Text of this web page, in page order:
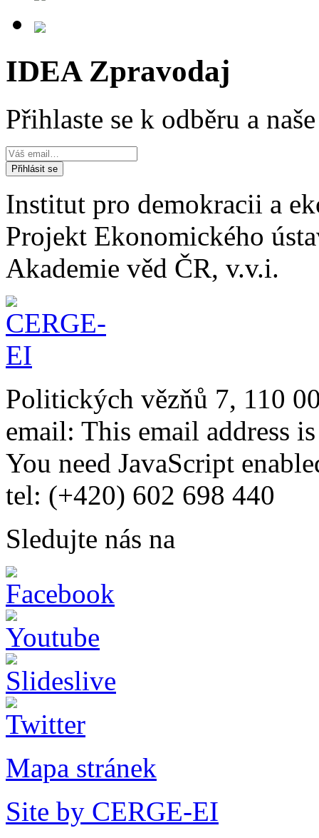
IDEA Zpravodaj
Přihlaste se k odběru a
Institut pro demokracii a
Projekt Ekonomického
Akademie věd ČR, v.v.i.
Politických vězňů 7, 110
email: This email address
You need JavaScript
tel: (+420) 602 698 440
Sledujte nás na
Mapa stránek
Site by CERGE-EI